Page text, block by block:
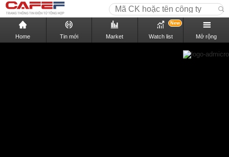
Home Tin mới Market Watch list
New
Mở rộng